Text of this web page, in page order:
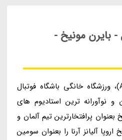
- بایرن مونیخ -
«آلیانز آرنا» (Allianz Arena)، ورزشگاه خانگی باشگاه فوتبال
نوآورانه ترین استادیوم های
پرافتخارترین تیم آلمان و
آلیانز آرنا را بعنوان سومین